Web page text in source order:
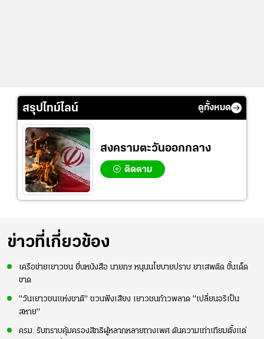
สรุปไทม์ไลน์ ดูทั้งหมด
สงครามตะวันออกกลาง
ติดตาม
ข่าวที่เกี่ยวข้อง
เครือข่ายเยาวชน ยื่นหนังสือ นายกฯ หนุนนโยบายปราบ ยาเสพติด ขั้นเด็ด
ขาด
"วันเยาวชนแห่งชาติ" ชวนฟังเสียง เยาวชนก้าวพลาด "เปลี่ยนอริเป็น
สหาย"
ครม. รับทราบคุ้มครองสิทธิผู้หลากหลายทางเพศ ดันความเท่าเทียมตั้งแต่